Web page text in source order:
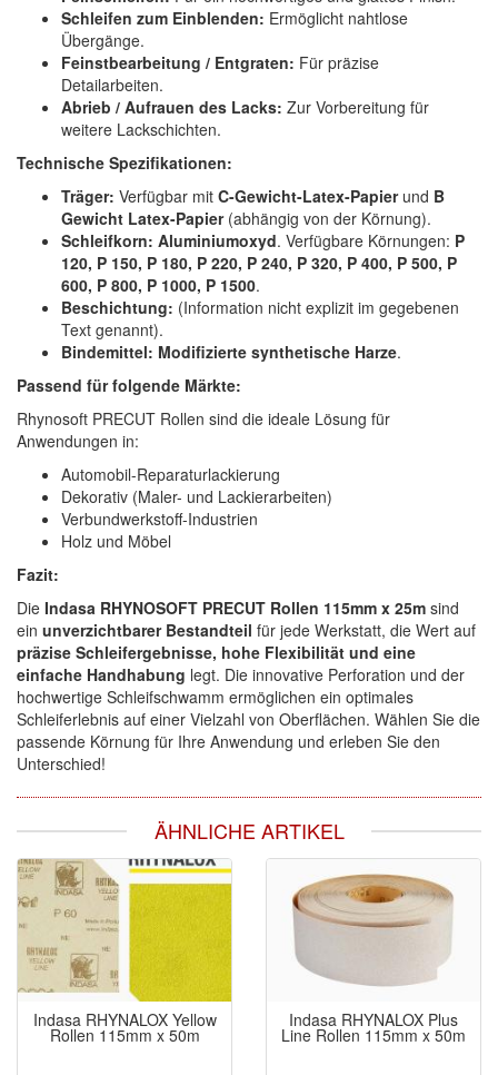
Schleifen zum Einblenden: Ermöglicht nahtlose
Übergänge.
Feinstbearbeitung / Entgraten: Für präzise
Detailarbeiten.
Abrieb / Aufrauen des Lacks: Zur Vorbereitung für
weitere Lackschichten.
Technische Spezifikationen:
Träger: Verfügbar mit C-Gewicht-Latex-Papierund B
Gewicht Latex-Papier(abhängig von der Körnung).
Schleifkorn: Aluminiumoxyd. Verfügbare Körnungen: P
120, P 150, P 180, P 220, P 240, P 320, P 400, P 500, P
600, P 800, P 1000, P 1500.
Beschichtung: (Information nicht explizit im gegebenen
Text genannt).
Bindemittel: Modifizierte synthetische Harze.
Passend für folgende Märkte:
Rhynosoft PRECUT Rollen sind die ideale Lösung für
Anwendungen in:
Automobil-Reparaturlackierung
Dekorativ (Maler- und Lackierarbeiten)
Verbundwerkstoff-Industrien
Holz und Möbel
Fazit:
Die Indasa RHYNOSOFT PRECUT Rollen 115mm x 25m sind
ein unverzichtbarer Bestandteil für jede Werkstatt, die Wert auf
präzise Schleifergebnisse, hohe Flexibilität und eine
einfache Handhabung legt. Die innovative Perforation und der
hochwertige Schleifschwamm ermöglichen ein optimales
Schleiferlebnis auf einer Vielzahl von Oberflächen. Wählen Sie die
passende Körnung für Ihre Anwendung und erleben Sie den
Unterschied!
ÄHNLICHE ARTIKEL
Indasa RHYNALOX Yellow
Rollen 115mm x 50m
Indasa RHYNALOX Plus
Line Rollen 115mm x 50m